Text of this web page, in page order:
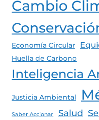
Cambio
Economía Circular
Huella de Carbono
Inteligencia
Justicia Ambiental
Saber Accionar Salud